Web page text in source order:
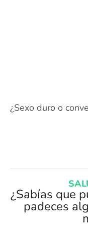
¿Sexo duro o
¿Sabías que
padeces